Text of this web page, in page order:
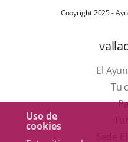
Uso de
cookies
Copyright 2025 -
El
Tu